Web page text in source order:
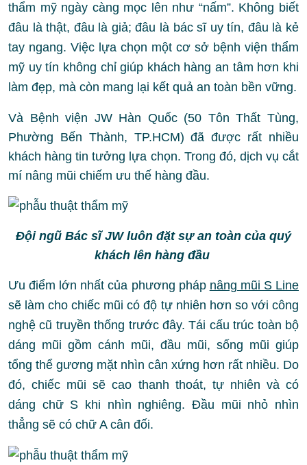
thẩm mỹ ngày càng mọc lên như “nấm”. Không biết
đâu là thật, đâu là giả; đâu là bác sĩ uy tín, đâu là kẻ
tay ngang. Việc lựa chọn một cơ sở bệnh viện thẩm
mỹ uy tín không chỉ giúp khách hàng an tâm hơn khi
làm đẹp, mà còn mang lại kết quả an toàn bền vững.
Và Bệnh viện JW Hàn Quốc (50 Tôn Thất Tùng,
Phường Bến Thành, TP.HCM) đã được rất nhiều
khách hàng tin tưởng lựa chọn. Trong đó, dịch vụ cắt
mí nâng mũi chiếm ưu thế hàng đầu.
Đội ngũ Bác sĩ JW luôn đặt sự an toàn của quý
khách lên hàng đầu
Ưu điểm lớn nhất của phương pháp nâng mũi S Line
sẽ làm cho chiếc mũi có độ tự nhiên hơn so với công
nghệ cũ truyền thống trước đây. Tái cấu trúc toàn bộ
dáng mũi gồm cánh mũi, đầu mũi, sống mũi giúp
tổng thể gương mặt nhìn cân xứng hơn rất nhiều. Do
đó, chiếc mũi sẽ cao thanh thoát, tự nhiên và có
dáng chữ S khi nhìn nghiêng. Đầu mũi nhỏ nhìn
thẳng sẽ có chữ A cân đối.